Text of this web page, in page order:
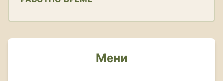
Мени